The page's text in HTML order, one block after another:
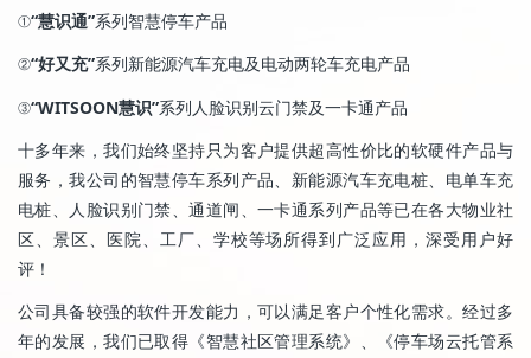
①“慧识通”系列智慧停车产品
②“好又充”系列新能源汽车充电及电动两轮车充电产品
③“WITSOON慧识”系列人脸识别云门禁及一卡通产品
十多年来，我们始终坚持只为客户提供超高性价比的软硬件产品与
服务，我公司的智慧停车系列产品、新能源汽车充电桩、电单车充
电桩、人脸识别门禁、通道闸、一卡通系列产品等已在各大物业社
区、景区、医院、工厂、学校等场所得到广泛应用，深受用户好
评！
公司具备较强的软件开发能力，可以满足客户个性化需求。经过多
年的发展，我们已取得《智慧社区管理系统》、《停车场云托管系